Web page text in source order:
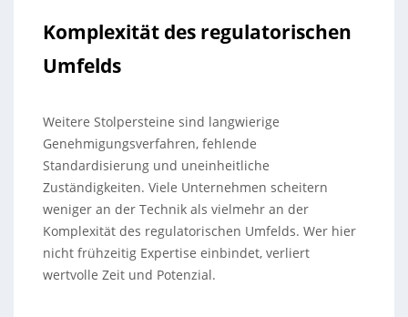
Komplexität des regulatorischen
Umfelds
Weitere Stolpersteine sind langwierige
Genehmigungsverfahren, fehlende
Standardisierung und uneinheitliche
Zuständigkeiten. Viele Unternehmen scheitern
weniger an der Technik als vielmehr an der
Komplexität des regulatorischen Umfelds. Wer hier
nicht frühzeitig Expertise einbindet, verliert
wertvolle Zeit und Potenzial.